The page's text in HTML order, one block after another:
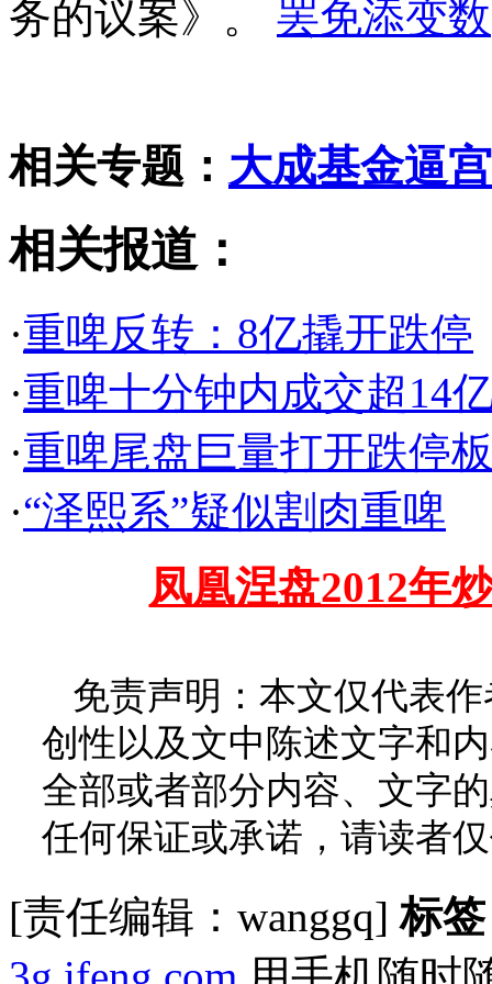
务的议案》。
相关专题： 大成基金逼
相关报道：
·重啤反转：8亿撬开跌停
·重啤十分钟内成交超14
·重啤尾盘巨量打开跌停
·“泽熙系”疑似割肉重啤
凤凰涅盘2012年
免责声明：本文仅代表
创性以及文中陈述文字和
全部或者部分内容、文字
任何保证或承诺，请读者
[责任编辑：wanggq]标